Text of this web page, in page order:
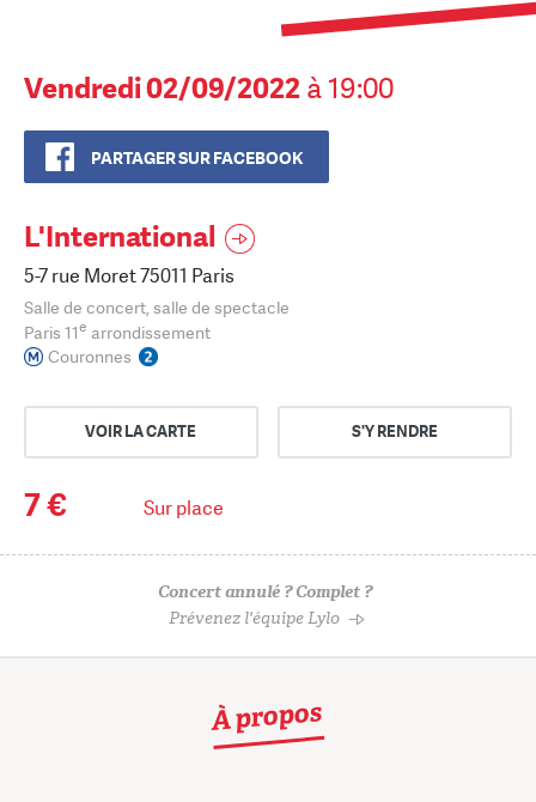
Vendredi 02/09/2022 à 19:00
PARTAGER SUR FACEBOOK
L'International
5-7 rue Moret 75011 Paris
Salle de concert, salle de spectacle
Paris 11e arrondissement
Couronnes
VOIR LA CARTE S'Y RENDRE
7 € Sur place
Concert annulé ? Complet ?
Prévenez l'équipe Lylo
À propos